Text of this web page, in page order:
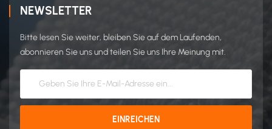
NEWSLETTER
Bitte lesen Sie weiter, bleiben Sie auf dem Laufenden,
abonnieren Sie uns und teilen Sie uns Ihre Meinung mit.